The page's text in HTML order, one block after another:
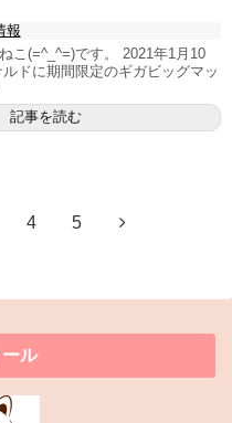
報
こ(=^_^=)です。 2021年1月10
ドに期間限定のギガビッグマッ
記事を読む
4 5
ル